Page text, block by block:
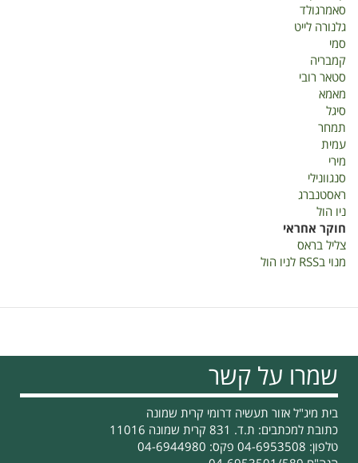
2020
סאמרגולד
גלנורה לייט
סמי
קמבריה
סטאר רובי
מאמא
סיגל
תמחר
עמית
מירי
סנגוונילי
ראסטנברג
ניו הול
חוקר אחראי
צליל בראס
מנוי בRSS לניו הול
שמרו על קשר
בית מיג"ל אזור תעשיה דרומי קרית שמונה
כתובת למכתבים: ת.ד. 831 קרית שמונה 11016
טלפון: 04-6953508 פקס: 04-6944980